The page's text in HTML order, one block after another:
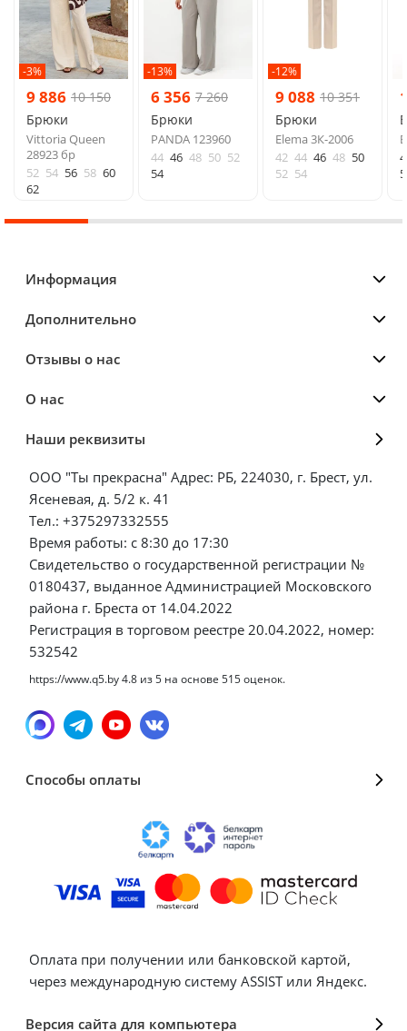
-3%
9 886 10 150
Брюки
Vittoria Queen
28923 бр
52 54 56 58 60
62
-13%
6 356 7 260
Брюки
PANDA 123960
44 46 48 50 52
54
-12%
9 088 10 351
Брюки
Elema 3К-2006
42 44 46 48 50
52 54
Информация
Дополнительно
Отзывы о нас
О нас
Наши реквизиты
ООО "Ты прекрасна" Адрес: РБ, 224030, г. Брест, ул.
Ясеневая, д. 5/2 к. 41
Тел.: +375297332555
Время работы: с 8:30 до 17:30
Свидетельство о государственной регистрации №
0180437, выданное Администрацией Московского
района г. Бреста от 14.04.2022
Регистрация в торговом реестре 20.04.2022, номер:
532542
https://www.q5.by4.8 из5 на основе 515оценок.
Способы оплаты
Оплата при получении или банковской картой,
через международную систему ASSIST или Яндекс.
Версия сайта для компьютера